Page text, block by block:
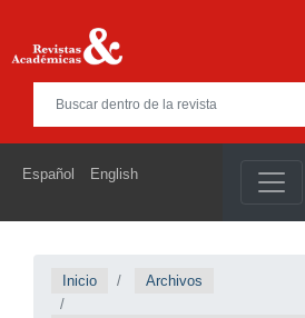
Español English
Inicio Archivos